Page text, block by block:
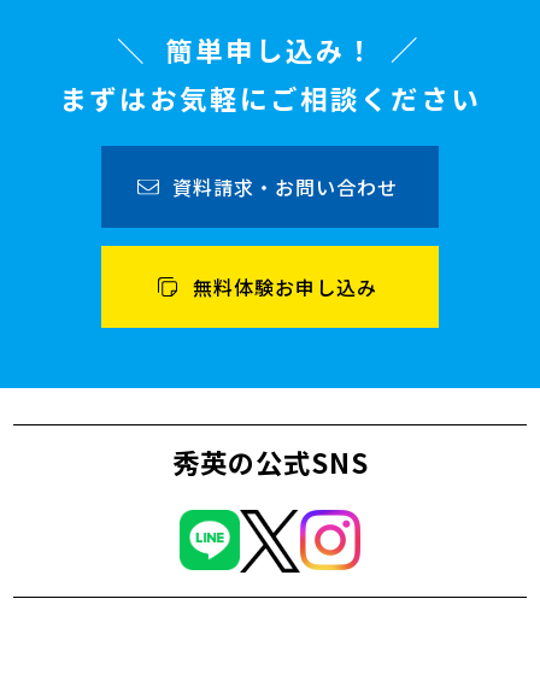
簡単申し込み！
まずはお気軽にご相談ください
資料請求・お問い合わせ
無料体験お申し込み
秀英の公式SNS